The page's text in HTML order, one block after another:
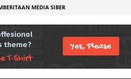
MEDIA SIBER